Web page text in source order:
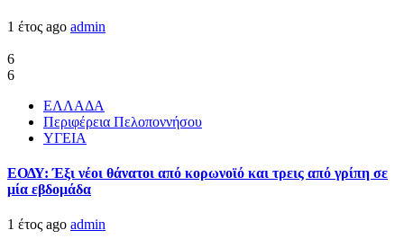
1 έτος ago admin
6
6
ΕΛΛΑΔΑ
Περιφέρεια Πελοποννήσου
ΥΓΕΙΑ
ΕΟΔΥ: Έξι νέοι θάνατοι από κορωνοϊό και τρεις από γρίπη σε
μία εβδομάδα
1 έτος ago admin